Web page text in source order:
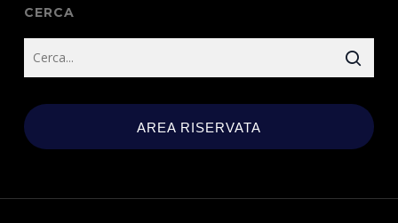
CERCA
AREA RISERVATA